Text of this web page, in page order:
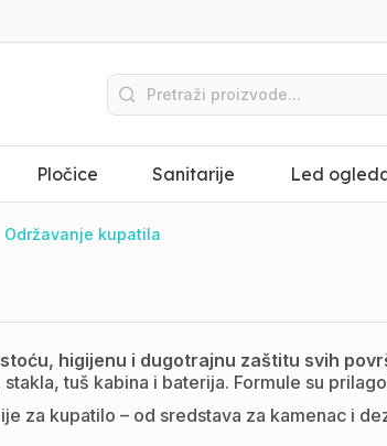
Pločice Sanitarije Led
Održavanje kupatila
higijenu i dugotrajnu zaštitu svih
tuš kabina i baterija. Formule su
za kupatilo – od sredstava za kamenac i